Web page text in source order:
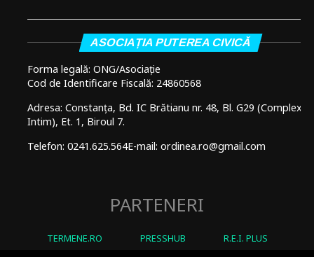
ASOCIAȚIA PUTEREA CIVICĂ
Forma legală: ONG/Asociație
Cod de Identificare Fiscală: 24860568
Adresa: Constanța, Bd. IC Brătianu nr. 48, Bl. G29 (Complex
Intim), Et. 1, Biroul 7.
Telefon: 0241.625.564E-mail: ordinea.ro@gmail.com
PARTENERI
TERMENE.RO PRESSHUB R.E.I. PLUS